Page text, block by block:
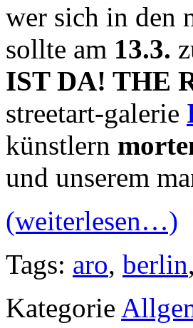
wer sich in den
sollte am 13.3.
IST DA! THE
streetart-galerie
künstlern
und unserem
(weiterlesen…)
Tags: aro, berlin,
Kategorie